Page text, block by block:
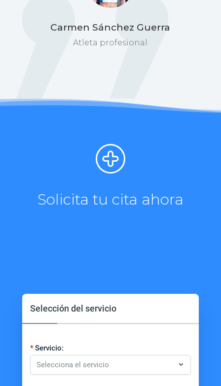
Carmen Sánchez Guerra
Atleta profesional
Solicita tu cita ahora
Selección del servicio
Servicio: